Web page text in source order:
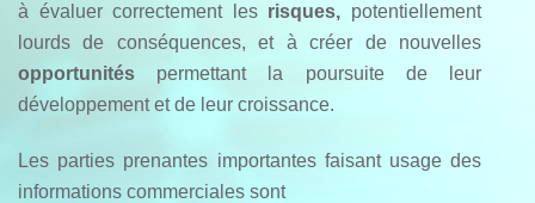
à évaluer correctement les risques, potentiellement
lourds de conséquences, et à créer de nouvelles
opportunités permettant la poursuite de leur
développement et de leur croissance.
Les parties prenantes importantes faisant usage des
informations commerciales sont